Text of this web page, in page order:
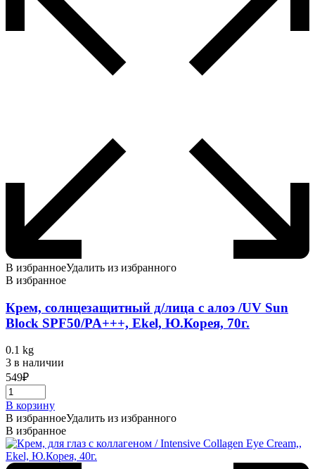
В избранноеУдалить из избранного
В избранное
Крем, солнцезащитный д/лица с алоэ /UV Sun
Block SPF50/PA+++, Ekel, Ю.Корея, 70г.
0.1 kg
3 в наличии
549₽
В корзину
В избранноеУдалить из избранного
В избранное